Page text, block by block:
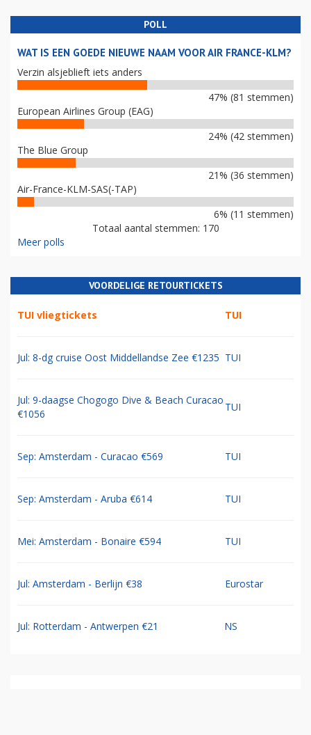
POLL
WAT IS EEN GOEDE NIEUWE NAAM VOOR AIR FRANCE-KLM?
Verzin alsjeblieft iets anders
47% (81 stemmen)
European Airlines Group (EAG)
24% (42 stemmen)
The Blue Group
21% (36 stemmen)
Air-France-KLM-SAS(-TAP)
6% (11 stemmen)
Totaal aantal stemmen: 170
Meer polls
VOORDELIGE RETOURTICKETS
TUI vliegtickets TUI
Jul: 8-dg cruise Oost Middellandse Zee €1235 TUI
Jul: 9-daagse Chogogo Dive & Beach Curacao
€1056
TUI
Sep: Amsterdam - Curacao €569 TUI
Sep: Amsterdam - Aruba €614 TUI
Mei: Amsterdam - Bonaire €594 TUI
Jul: Amsterdam - Berlijn €38 Eurostar
Jul: Rotterdam - Antwerpen €21 NS